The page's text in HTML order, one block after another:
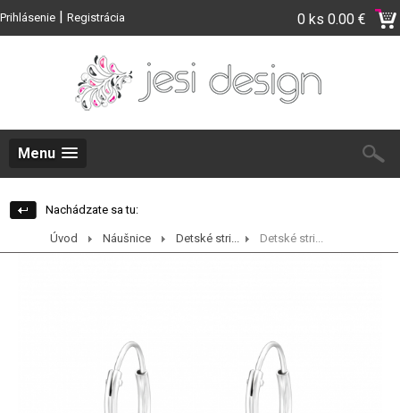
Prihlásenie | Registrácia 0 ks 0.00 €
Menu
Nachádzate sa tu:
Úvod Náušnice Detské stri... Detské stri...